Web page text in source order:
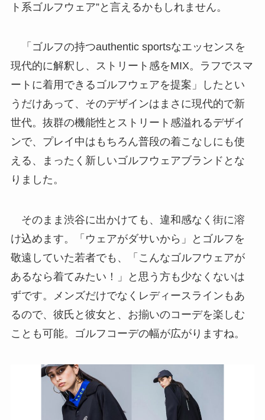
ト系ゴルフウェア”と言えるかもしれません。
「ゴルフの持つauthentic sportsなエッセンスを
現代的に解釈し、ストリート感をMIX。ラフでスマ
ートに着用できるゴルフウェアを提案」したとい
うだけあって、そのデザインはまさに現代的で新
世代。抜群の機能性とストリート感溢れるデザイ
ンで、プレイ中はもちろん普段の着こなしにも使
える、まったく新しいゴルフウェアブランドとな
りました。
そのまま渋谷に出かけても、違和感なく街に溶
け込めます。「ウェアがダサいから」とゴルフを
敬遠していた若者でも、「こんなゴルフウェアが
あるなら着てみたい！」と思う方も少なくないは
ずです。メンズだけでなくレディースラインもあ
るので、彼氏と彼女と、お揃いのコーデを楽しむ
ことも可能。ゴルフコーデの幅が広がりますね。